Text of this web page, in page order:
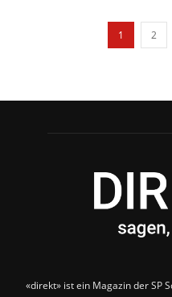
1 2
«direkt» ist ein Magazin der SP